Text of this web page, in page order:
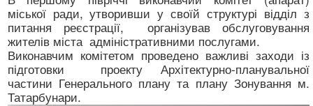
міської ради, утворивши у своїй структурі відділ з
питання реєстрації, організував обслуговування
жителів міста адміністративними послугами.
Виконавчим комітетом проведено важливі заходи із
підготовки проекту Архітектурно-планувальної
частини Генерального плану та плану Зонування м.
Татарбунари.